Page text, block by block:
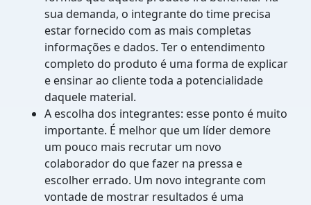
sua demanda, o integrante do time precisa
estar fornecido com as mais completas
informações e dados. Ter o entendimento
completo do produto é uma forma de explicar
e ensinar ao cliente toda a potencialidade
daquele material.
A escolha dos integrantes: esse ponto é muito
importante. É melhor que um líder demore
um pouco mais recrutar um novo
colaborador do que fazer na pressa e
escolher errado. Um novo integrante com
vontade de mostrar resultados é uma